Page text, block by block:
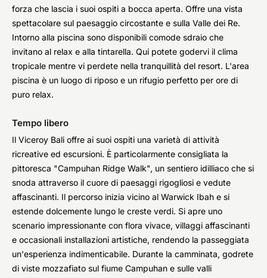
forza che lascia i suoi ospiti a bocca aperta. Offre una vista
spettacolare sul paesaggio circostante e sulla Valle dei Re.
Intorno alla piscina sono disponibili comode sdraio che
invitano al relax e alla tintarella. Qui potete godervi il clima
tropicale mentre vi perdete nella tranquillità del resort. L'area
piscina è un luogo di riposo e un rifugio perfetto per ore di
puro relax.
Tempo libero
Il Viceroy Bali offre ai suoi ospiti una varietà di attività
ricreative ed escursioni. È particolarmente consigliata la
pittoresca "Campuhan Ridge Walk", un sentiero idilliaco che si
snoda attraverso il cuore di paesaggi rigogliosi e vedute
affascinanti. Il percorso inizia vicino al Warwick Ibah e si
estende dolcemente lungo le creste verdi. Si apre uno
scenario impressionante con flora vivace, villaggi affascinanti
e occasionali installazioni artistiche, rendendo la passeggiata
un'esperienza indimenticabile. Durante la camminata, godrete
di viste mozzafiato sul fiume Campuhan e sulle valli